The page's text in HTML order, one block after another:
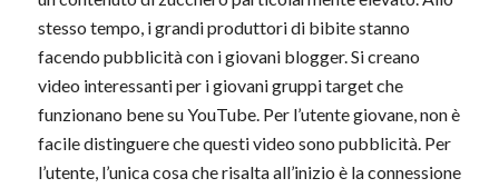
stesso tempo, i grandi produttori di bibite stanno
facendo pubblicità con i giovani blogger. Si creano
video interessanti per i giovani gruppi target che
funzionano bene su YouTube. Per l’utente giovane, non è
facile distinguere che questi video sono pubblicità. Per
l’utente, l’unica cosa che risalta all’inizio è la connessione